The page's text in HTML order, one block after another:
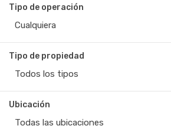
Tipo de operación
Cualquiera
Tipo de propiedad
Todos los tipos
Ubicación
Todas las ubicaciones